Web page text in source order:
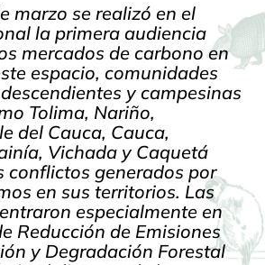
marzo se realizó en el
la primera audiencia
mercados de carbono en
espacio, comunidades
y campesinas
Tolima, Nariño,
del Cauca, Cauca,
Vichada y Caquetá
conflictos generados por
en sus territorios. Las
especialmente en
Reducción de Emisiones
y Degradación Forestal